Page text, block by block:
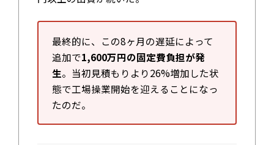
最終的に、この8ヶ月の遅延によって
追加で1,600万円の固定費負担が発
生。当初見積もりより26%増加した状
態で工場操業開始を迎えることになっ
たのだ。